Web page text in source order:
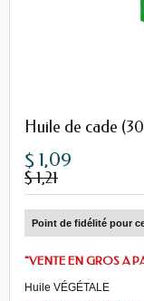
Huile de cade
$ 1,09
$ 1,21
Point de fidélité pour
"VENTE EN GROS A
Huile VÉGÉTALE